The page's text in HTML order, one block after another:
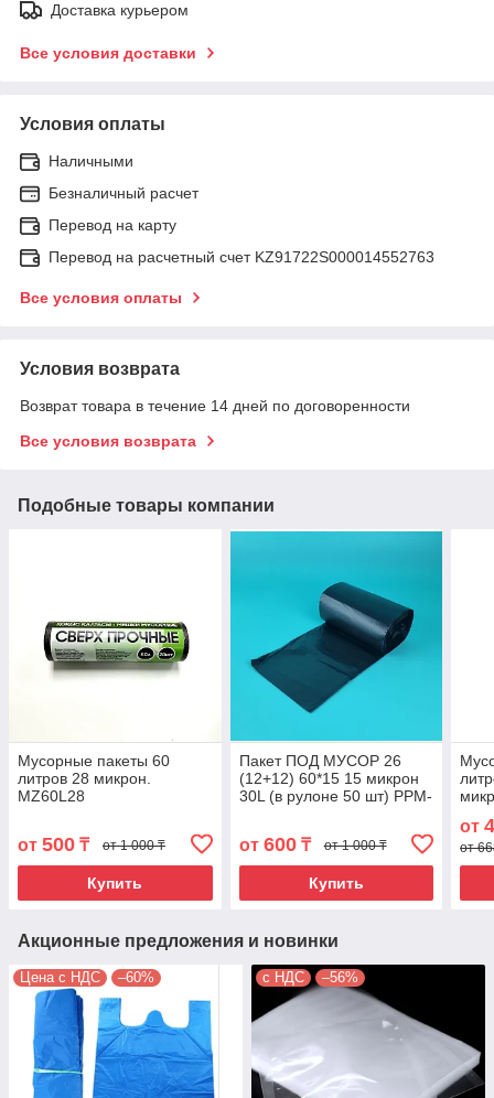
Доставка курьером
Все условия доставки
Условия оплаты
Наличными
Безналичный расчет
Перевод на карту
Перевод на расчетный счет KZ91722S000014552763
Все условия оплаты
Условия возврата
Возврат товара в течение 14 дней по договоренности
Все условия возврата
Подобные товары компании
Мусорные пакеты 60
литров 28 микрон.
MZ60L28
от 500 ₸ от 1 000 ₸
Купить
Пакет ПОД МУСОР 26
(12+12) 60*15 15 микрон
30L (в рулоне 50 шт) PPM-
от 600₸ от 1 000 ₸
Купить
от
от
Акционные предложения и новинки
Цена с НДС –60% с НДС –56%